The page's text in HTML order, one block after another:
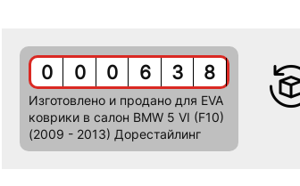
0 0 0 6 3 8
Изготовлено и продано для EVA
коврики в салон BMW 5 VI (F10)
(2009 - 2013) Дорестайлинг